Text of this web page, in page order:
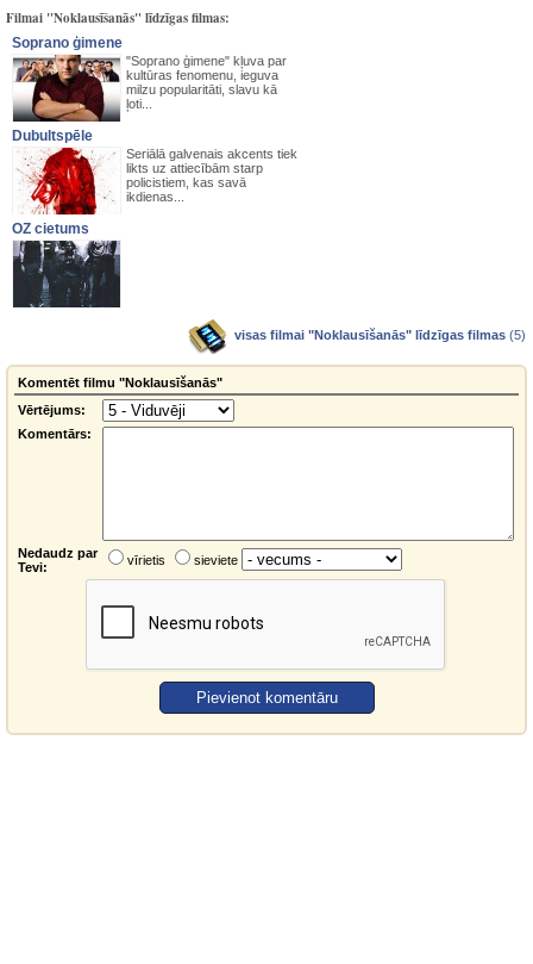
Filmai "Noklausīšanās" līdzīgas filmas:
Soprano ģimene
"Soprano ģimene" kļuva par
kultūras fenomenu, ieguva
milzu popularitāti, slavu kā
ļoti...
Dubultspēle
Seriālā galvenais akcents tiek
likts uz attiecībām starp
policistiem, kas savā
ikdienas...
OZ cietums
visas filmai "Noklausīšanās" līdzīgas filmas (5)
Komentēt filmu "Noklausīšanās"
Vērtējums:
Komentārs:
Nedaudz par
Tevi:
vīrietis sieviete